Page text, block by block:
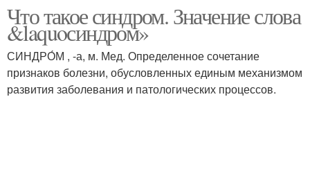
Что такое синдром. Значение слова
&laquoсиндром»
СИНДРО́М , -а, м. Мед. Определенное сочетание
признаков болезни, обусловленных единым механизмом
развития заболевания и патологических процессов.